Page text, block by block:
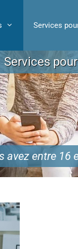
Services
Services
avez entre 16